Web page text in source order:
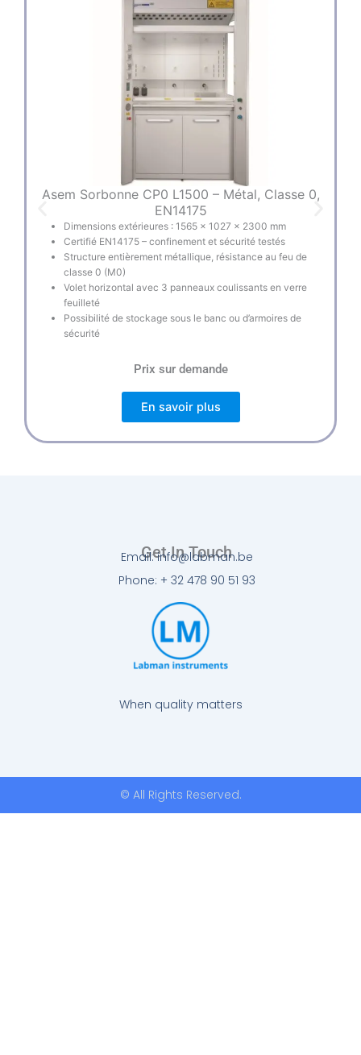
Asem Sorbonne CP0 L1500 – Métal, Classe 0,
EN14175
Dimensions extérieures : 1565 × 1027 × 2300 mm
Certifié EN14175 – confinement et sécurité testés
Structure entièrement métallique, résistance au feu de
classe 0 (M0)
Volet horizontal avec 3 panneaux coulissants en verre
feuilleté
Possibilité de stockage sous le banc ou d’armoires de
sécurité
Prix sur demande
En savoir plus
When quality matters
Get In Touch
Email: info@labman.be
Phone: + 32 478 90 51 93
© All Rights Reserved.